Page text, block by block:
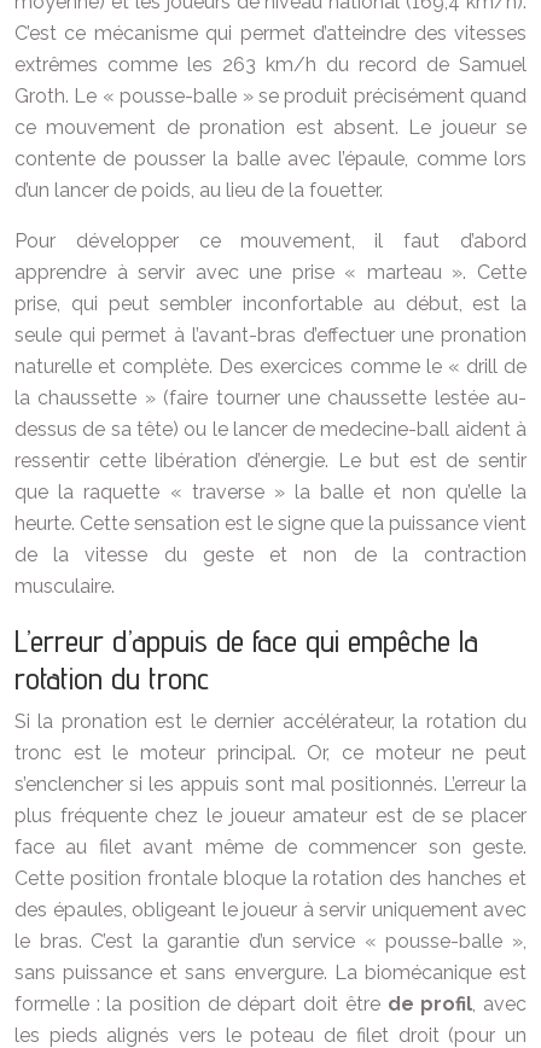
C’est ce mécanisme qui permet d’atteindre des vitesses
extrêmes comme les 263 km/h du record de Samuel
Groth. Le « pousse-balle » se produit précisément quand
ce mouvement de pronation est absent. Le joueur se
contente de pousser la balle avec l’épaule, comme lors
d’un lancer de poids, au lieu de la fouetter.
Pour développer ce mouvement, il faut d’abord
apprendre à servir avec une prise « marteau ». Cette
prise, qui peut sembler inconfortable au début, est la
seule qui permet à l’avant-bras d’effectuer une pronation
naturelle et complète. Des exercices comme le « drill de
la chaussette » (faire tourner une chaussette lestée au-
dessus de sa tête) ou le lancer de medecine-ball aident à
ressentir cette libération d’énergie. Le but est de sentir
que la raquette « traverse » la balle et non qu’elle la
heurte. Cette sensation est le signe que la puissance vient
de la vitesse du geste et non de la contraction
musculaire.
L’erreur d’appuis de face qui empêche la
rotation du tronc
Si la pronation est le dernier accélérateur, la rotation du
tronc est le moteur principal. Or, ce moteur ne peut
s’enclencher si les appuis sont mal positionnés. L’erreur la
plus fréquente chez le joueur amateur est de se placer
face au filet avant même de commencer son geste.
Cette position frontale bloque la rotation des hanches et
des épaules, obligeant le joueur à servir uniquement avec
le bras. C’est la garantie d’un service « pousse-balle »,
sans puissance et sans envergure. La biomécanique est
formelle : la position de départ doit être de profil, avec
les pieds alignés vers le poteau de filet droit (pour un